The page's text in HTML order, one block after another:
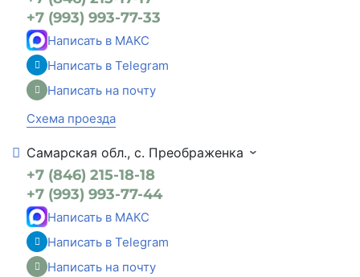
+7 (993) 993-77-33
Написать в МАКС
Написать в Telegram
Написать на почту
Схема проезда
Самарская обл., с. Преображенка
+7 (846) 215-18-18
+7 (993) 993-77-44
Написать в МАКС
Написать в Telegram
Написать на почту